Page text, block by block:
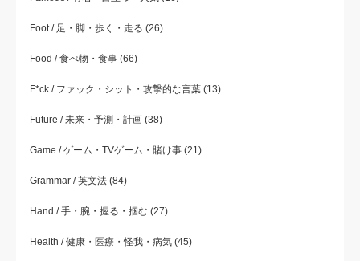
Foot / 足・脚・歩く・走る (26)
Food / 食べ物・食事 (66)
F*ck / ファック・シット・攻撃的な言葉 (13)
Future / 未来・予測・計画 (38)
Game / ゲーム・TVゲーム・賭け事 (21)
Grammar / 英文法 (84)
Hand / 手・腕・握る・掴む (27)
Health / 健康・医療・怪我・病気 (45)